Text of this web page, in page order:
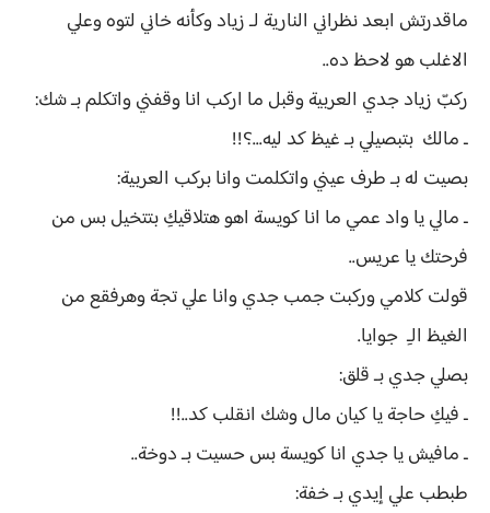
ماقدرتش ابعد نظراني النارية لـ زياد وكأنه خاني لتوه وعلي
الاغلب هو لاحظ ده..
ركبّ زياد جدي العربية وقبل ما اركب انا وقفني واتكلم بـ شك:
ـ مالك بتبصيلي بـ غيظ كد ليه...؟!!
بصيت له بـ طرف عيني واتكلمت وانا بركب العربية:
ـ مالي يا واد عمي ما انا كويسة اهو هتلاقيكِ بتتخيل بس من
فرحتك يا عريس..
قولت كلامي وركبت جمب جدي وانا علي تجة وهرفقع من
الغيظ الـِ جوايا.
بصلي جدي بـ قلق:
ـ فيكِ حاجة يا كيان مال وشك انقلب كد..!!
ـ مافيش يا جدي انا كويسة بس حسيت بـ دوخة..
طبطب علي إيدي بـ خفة: